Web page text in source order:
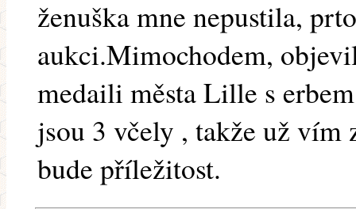
ženuška mne nepustila,
aukci.Mimochodem,
medaili města Lille s
jsou 3 včely , takže už vím
bude příležitost.